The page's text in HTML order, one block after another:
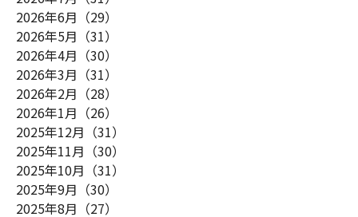
2026年6月（29）
2026年5月（31）
2026年4月（30）
2026年3月（31）
2026年2月（28）
2026年1月（26）
2025年12月（31）
2025年11月（30）
2025年10月（31）
2025年9月（30）
2025年8月（27）